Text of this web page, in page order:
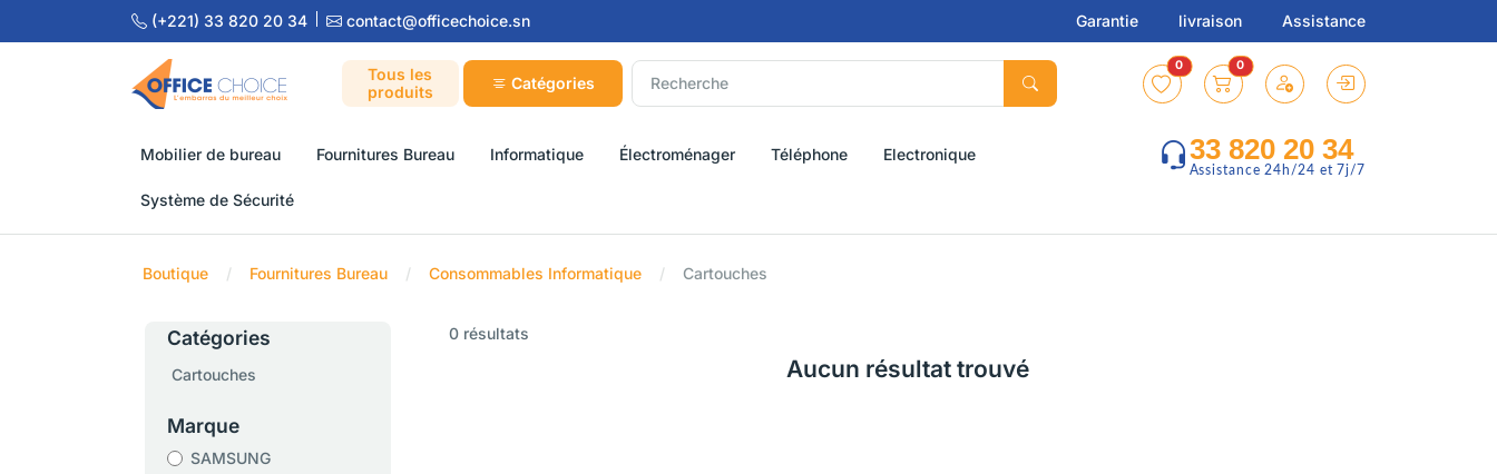
(+221) 33 820 20 34 contact@officechoice.sn Garantie livraison Assistance
Tous les
produits
Catégories
0 0
Mobilier de bureau Fournitures Bureau Informatique Électroménager Téléphone Electronique
Système de Sécurité
33 820 20 34
Assistance 24h/24 et 7j/7
Boutique Fournitures Bureau Consommables Informatique Cartouches
Catégories
Cartouches
Marque
SAMSUNG
0 résultats
Aucun résultat trouvé